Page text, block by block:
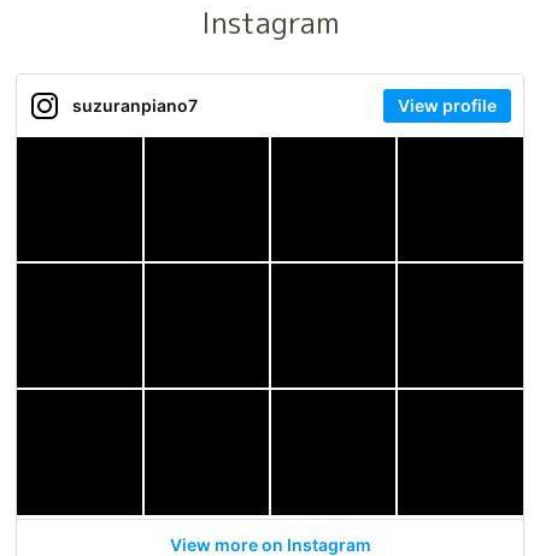
Instagram
suzuranpiano7 View profile
View more on Instagram